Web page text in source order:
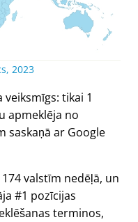
2023
tikai 1
apmeklēja no
saskaņā ar Google
valstīm nedēļā, un
#1 pozīcijas
terminos,